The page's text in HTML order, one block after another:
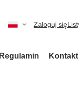
Zaloguj się
Regulamin Kontakt